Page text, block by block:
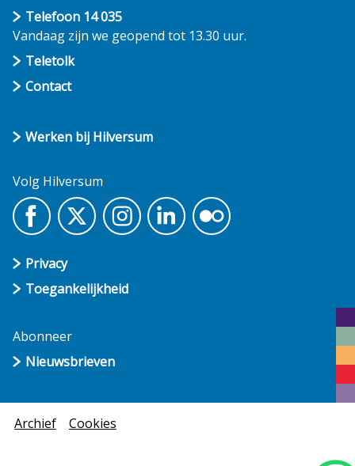
Telefoon 14 035
Vandaag zijn we geopend tot 13.30 uur.
Teletolk
Contact
Werken bij Hilversum
Volg Hilversum
Privacy
Toegankelijkheid
Abonneer
Nieuwsbrieven
Archief Cookies